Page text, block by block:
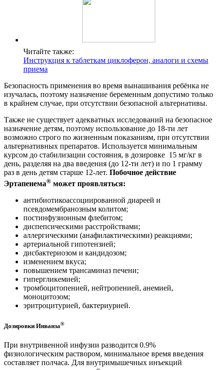
Читайте также:
Инструкция к таблеткам циклоферон, аналоги и схемы
приема
Безопасность применения во время вынашивания ребёнка не
изучалась, поэтому назначение беременным допустимо только
в крайнем случае, при отсутствии безопасной альтернативы.
Также не существует адекватных исследований на безопасное
назначение детям, поэтому использование до 18-ти лет
возможно строго по жизненным показаниям, при отсутствии
альтернативных препаратов. Используется минимальным
курсом до стабилизации состояния, в дозировке 15 мг/кг в
день, разделяя на два введения (до 12-ти лет) и по 1 грамму
раз в день детям старше 12-лет. Побочное действие
Эртапенема® может проявляться:
антибиотикоассоциированной диареей и
псевдомембранозным колитом;
постинфузионным флебитом;
диспепсическими расстройствами;
аллергическими (анафилактическими) реакциями;
артериальной гипотензией;
дисбактериозом и кандидозом;
изменением вкуса;
повышением трансаминаз печени;
гипергликемией;
тромбоцитопенией, нейтропенией, анемией,
моноцитозом;
эритроцитурией, бактериурией.
Дозировки Инванза®
При внутривенной инфузии разводится 0.9%
физиологическим раствором, минимальное время введения
составляет полчаса. Для внутримышечных инъекций